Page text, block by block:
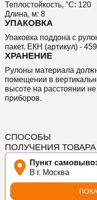
Теплостойкость, °С: 120
Длина, м: 8
УПАКОВКА
Упаковка поддона с
пакет. ЕКН (артикул) -
ХРАНЕНИЕ
Рулоны материала
помещении в
высоте на расстоянии
приборов.
СПОСОБЫ
ПОЛУЧЕНИЯ ТОВАРА
Пункт
В г. Москва